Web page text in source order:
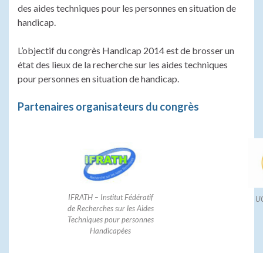
des aides techniques pour les personnes en situation de
handicap.
L’objectif du congrès Handicap 2014 est de brosser un
état des lieux de la recherche sur les aides techniques
pour personnes en situation de handicap.
Partenaires organisateurs du congrès
IFRATH – Institut Fédératif
de Recherches sur les Aides
Techniques pour personnes
Handicapées